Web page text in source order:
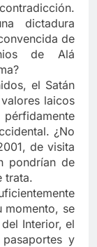
dictadura
de
de Alá
el Satán
laicos
¿No
de visita
pondrían de
trata.
momento, se
Interior, el
y